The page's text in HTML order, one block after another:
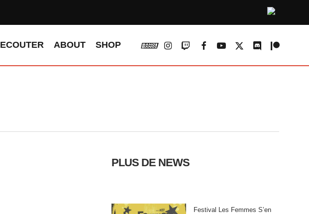
ECOUTER ABOUT SHOP vk instagram
twitchfacebookyoutube
x-
discordpatreon
PLUS DE NEWS
Festival Les Femmes S’en